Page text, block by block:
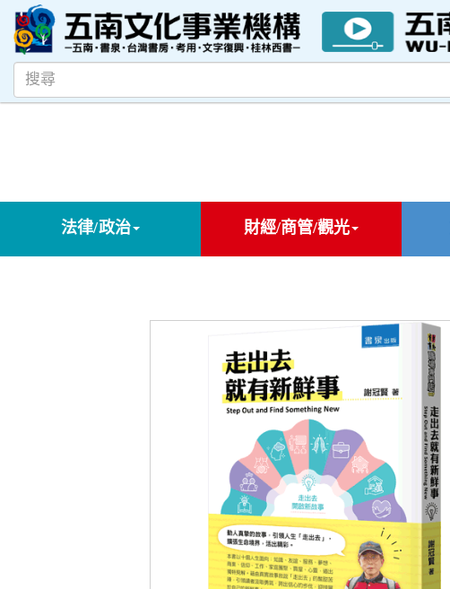
法律/政治 財經/商管/觀光